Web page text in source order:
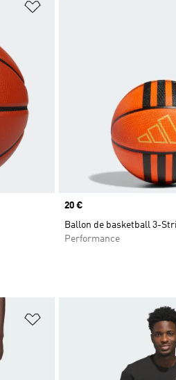
Prix
20 €
Ballon de basketball 3-
Performance
Ajouter à la Liste de